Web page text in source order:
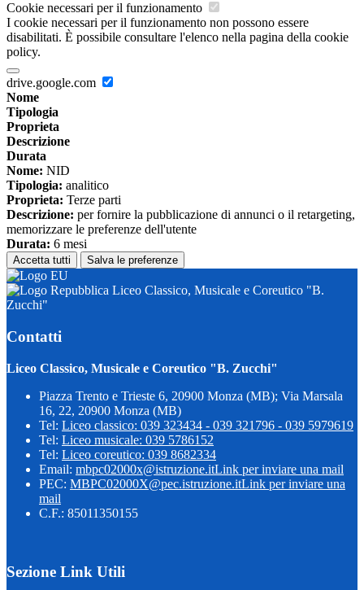
Cookie necessari per il funzionamento
I cookie necessari per il funzionamento non possono essere
disabilitati. È possibile consultare l'elenco nella pagina della cookie
policy.
drive.google.com
Nome
Tipologia
Proprieta
Descrizione
Durata
Nome: NID
Tipologia: analitico
Proprieta: Terze parti
Descrizione: per fornire la pubblicazione di annunci o il retargeting,
memorizzare le preferenze dell'utente
Durata: 6 mesi
Accetta tutti Salva le preferenze
Liceo Classico, Musicale e Coreutico "B.
Zucchi"
Contatti
Liceo Classico, Musicale e Coreutico "B. Zucchi"
Piazza Trento e Trieste 6, 20900 Monza (MB); Via Marsala
16, 22, 20900 Monza (MB)
Tel: Liceo classico: 039 323434 - 039 321796 - 039 5979619
Tel: Liceo musicale: 039 5786152
Tel: Liceo coreutico: 039 8682334
Email: mbpc02000x@istruzione.itLink per inviare una mail
PEC: MBPC02000X@pec.istruzione.itLink per inviare una
mail
C.F.: 85011350155
Sezione Link Utili